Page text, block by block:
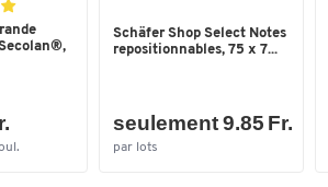
Schäfer Shop Select Notes
repositionnables, 75 x 7...
seulement 9.85 Fr.
par lots